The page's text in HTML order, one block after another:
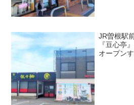
JR曽根駅
『豆心亭
オープン